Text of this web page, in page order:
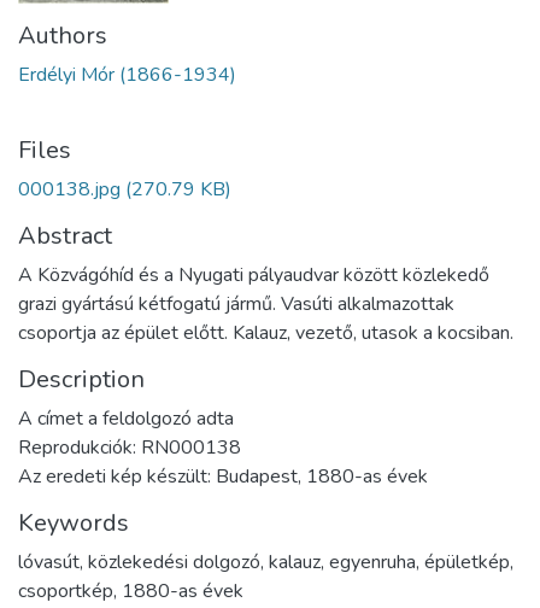
Authors
Erdélyi Mór (1866-1934)
Files
000138.jpg (270.79 KB)
Abstract
A Közvágóhíd és a Nyugati pályaudvar között közlekedő
grazi gyártású kétfogatú jármű. Vasúti alkalmazottak
csoportja az épület előtt. Kalauz, vezető, utasok a kocsiban.
Description
A címet a feldolgozó adta
Reprodukciók: RN000138
Az eredeti kép készült: Budapest, 1880-as évek
Keywords
lóvasút, közlekedési dolgozó, kalauz, egyenruha, épületkép,
csoportkép, 1880-as évek